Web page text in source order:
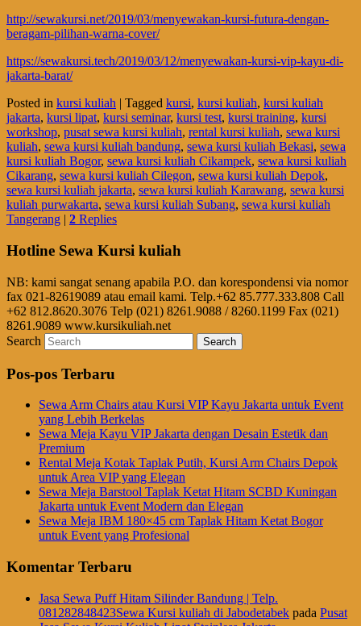
http://sewakursi.net/2019/03/menyewakan-kursi-futura-dengan-
beragam-pilihan-warna-cover/
https://sewakursi.tech/2019/03/12/menyewakan-kursi-vip-kayu-di-
jakarta-barat/
Posted in kursi kuliah | Tagged kursi, kursi kuliah, kursi kuliah
jakarta, kursi lipat, kursi seminar, kursi test, kursi training, kursi
workshop, pusat sewa kursi kuliah, rental kursi kuliah, sewa kursi
kuliah, sewa kursi kuliah bandung, sewa kursi kuliah Bekasi, sewa
kursi kuliah Bogor, sewa kursi kuliah Cikampek, sewa kursi kuliah
Cikarang, sewa kursi kuliah Cilegon, sewa kursi kuliah Depok,
sewa kursi kuliah jakarta, sewa kursi kuliah Karawang, sewa kursi
kuliah purwakarta, sewa kursi kuliah Subang, sewa kursi kuliah
Tangerang | 2 Replies
Hotline Sewa Kursi kuliah
NB: kami sangat senang apabila P.O. dan korespondensi via nomor
fax 021-82619089 atau email kami. Telp.+62 85.777.333.808 Call
+62 812.8620.3076 Telp (021) 8261.9088 / 8260.1199 Fax (021)
8261.9089 www.kursikuliah.net
Search
Pos-pos Terbaru
Sewa Arm Chairs atau Kursi VIP Kayu Jakarta untuk Event
yang Lebih Berkelas
Sewa Meja Kayu VIP Jakarta dengan Desain Estetik dan
Premium
Rental Meja Kotak Taplak Putih, Kursi Arm Chairs Depok
untuk Area VIP yang Elegan
Sewa Meja Barstool Taplak Ketat Hitam SCBD Kuningan
Jakarta untuk Event Modern dan Elegan
Sewa Meja IBM 180×45 cm Taplak Hitam Ketat Bogor
untuk Event yang Profesional
Komentar Terbaru
Jasa Sewa Puff Hitam Silinder Bandung | Telp.
081282848423Sewa Kursi kuliah di Jabodetabek pada Pusat